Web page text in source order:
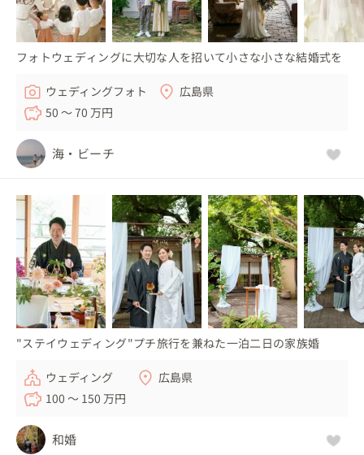
フォトウェディングに大切な人を招いて小さな小さな結婚式を
ウェディングフォト
広島県
50 〜 70 万円
海・ビーチ
"ステイウェディング"プチ旅行を兼ねた一泊二日の家族婚
ウェディング
広島県
100 〜 150 万円
和婚